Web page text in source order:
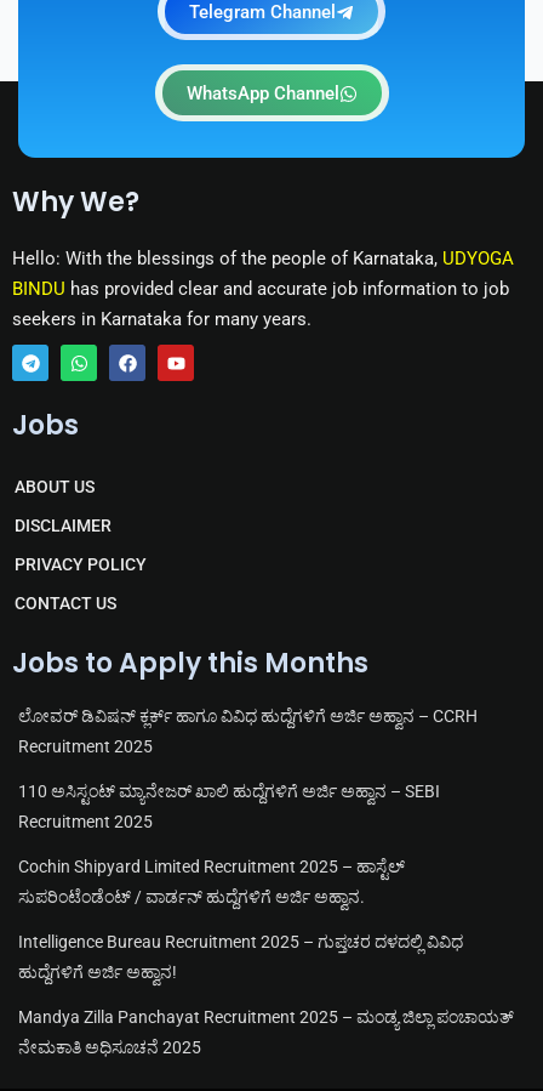
Telegram Channel
WhatsApp Channel
Why We?
Hello: With the blessings of the people of Karnataka, UDYOGA
BINDU has provided clear and accurate job information to job
seekers in Karnataka for many years.
T
l
r
a
m
W
a
a
p
p
F Y
Jobs
ABOUT US
DISCLAIMER
PRIVACY POLICY
CONTACT US
Jobs to Apply this Months
ಲೋವರ್ ಡಿವಿಷನ್ ಕ್ಲರ್ಕ್ ಹಾಗೂ ವಿವಿಧ ಹುದ್ದೆಗಳಿಗೆ ಅರ್ಜಿ ಅಹ್ವಾನ – CCRH
Recruitment 2025
110 ಅಸಿಸ್ಟಂಟ್ ಮ್ಯಾನೇಜರ್ ಖಾಲಿ ಹುದ್ದೆಗಳಿಗೆ ಅರ್ಜಿ ಅಹ್ವಾನ – SEBI
Recruitment 2025
Cochin Shipyard Limited Recruitment 2025 – ಹಾಸ್ಟೆಲ್
ಸುಪರಿಂಟೆಂಡೆಂಟ್ / ವಾರ್ಡನ್ ಹುದ್ದೆಗಳಿಗೆ ಅರ್ಜಿ ಅಹ್ವಾನ.
Intelligence Bureau Recruitment 2025 – ಗುಪ್ತಚರ ದಳದಲ್ಲಿ ವಿವಿಧ
ಹುದ್ದೆಗಳಿಗೆ ಅರ್ಜಿ ಅಹ್ವಾನ!
Mandya Zilla Panchayat Recruitment 2025 – ಮಂಡ್ಯ ಜಿಲ್ಲಾ ಪಂಚಾಯತ್
ನೇಮಕಾತಿ ಅಧಿಸೂಚನೆ 2025